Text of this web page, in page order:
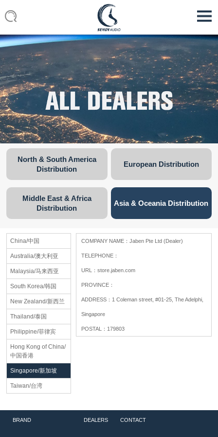
North & South America
Distribution
European Distribution
Middle East & Africa
Distribution
Asia & Oceania Distribution
China/中国
Australia/澳大利亚
Malaysia/马来西亚
South Korea/韩国
New Zealand/新西兰
Thailand/泰国
Philippine/菲律宾
Hong Kong of China/
中国香港
Singapore/新加坡
Taiwan/台湾
COMPANY NAME： Jaben Pte Ltd (Dealer)
TELEPHONE：
URL： store.jaben.com
PROVINCE：
ADDRESS： 1 Coleman street, #01-25, The Adelphi,
Singapore
POSTAL： 179803
BRAND DEALERS CONTACT